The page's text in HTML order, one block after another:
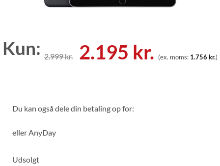
Kun: 2.999kr.
Den
var:
2.195 kr.Den
(ex. moms: 1.756 kr.)
Du kan også dele din betaling op for:
eller AnyDay
Udsolgt